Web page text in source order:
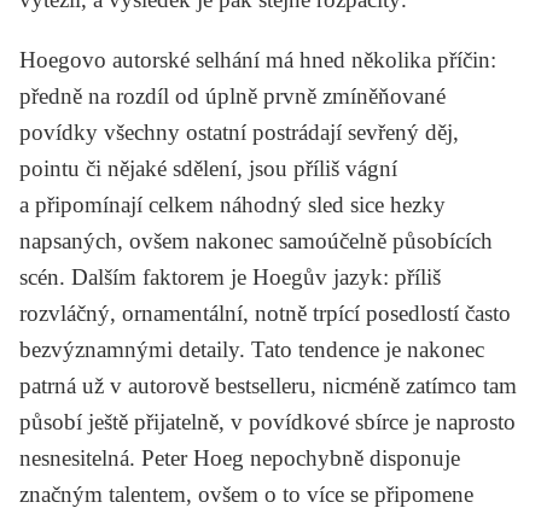
Hoegovo autorské selhání má hned několika příčin:
předně na rozdíl od úplně prvně zmíněňované
povídky všechny ostatní postrádají sevřený děj,
pointu či nějaké sdělení, jsou příliš vágní
a připomínají celkem náhodný sled sice hezky
napsaných, ovšem nakonec samoúčelně působících
scén. Dalším faktorem je Hoegův jazyk: příliš
rozvláčný, ornamentální, notně trpící posedlostí často
bezvýznamnými detaily. Tato tendence je nakonec
patrná už v autorově bestselleru, nicméně zatímco tam
působí ještě přijatelně, v povídkové sbírce je naprosto
nesnesitelná. Peter Hoeg nepochybně disponuje
značným talentem, ovšem o to více se připomene